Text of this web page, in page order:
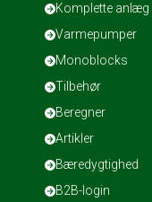
Komplette anlæg
Varmepumper
Monoblocks
Tilbehør
Beregner
Artikler
Bæredygtighed
B2B-login